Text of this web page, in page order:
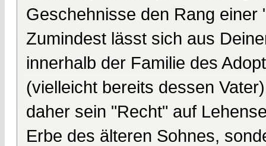
Geschehnisse den Rang
Zumindest lässt sich aus
innerhalb der Familie des
(vielleicht bereits dessen
daher sein "Recht" auf
Erbe des älteren Sohnes,